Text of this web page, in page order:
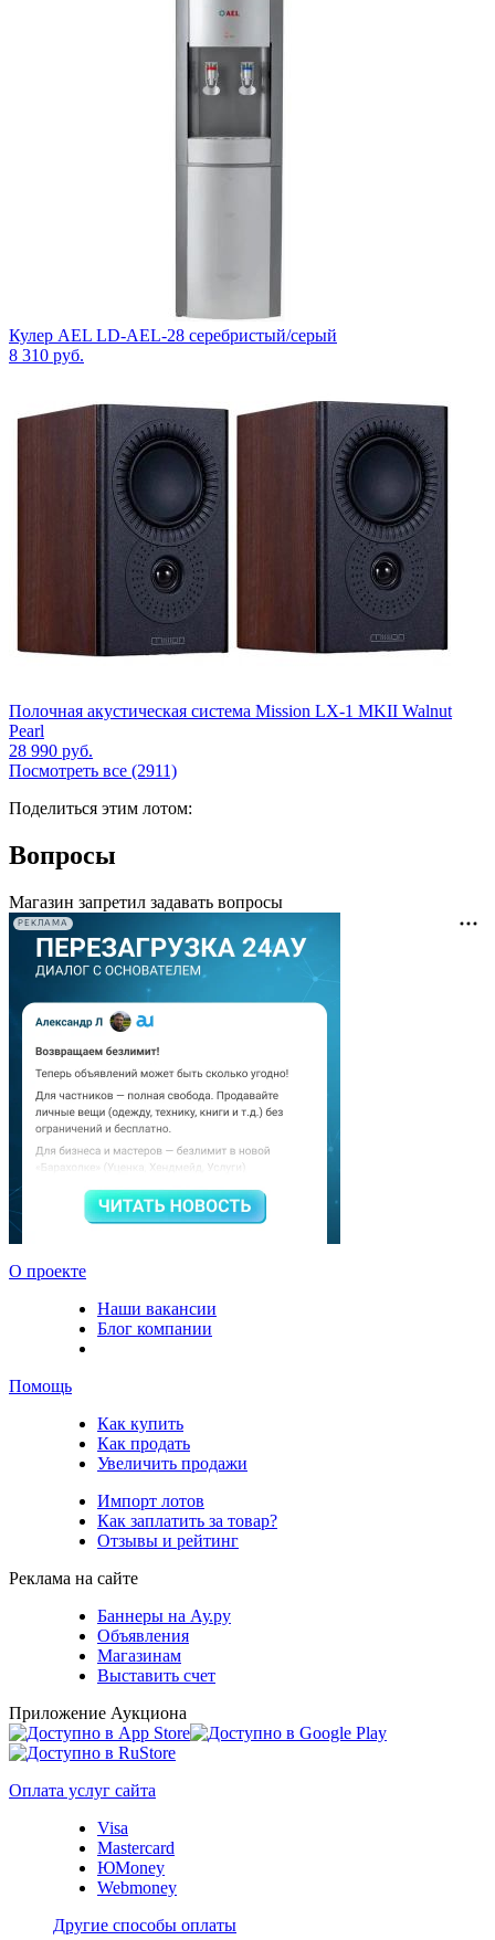
Кулер AEL LD-AEL-28 серебристый/серый
8 310 руб.
Полочная акустическая система Mission LX-1 MKII Walnut
Pearl
28 990 руб.
Посмотреть все (2911)
Поделиться этим лотом:
Вопросы
Магазин запретил задавать вопросы
РЕКЛАМА
О проекте
Наши вакансии
Блог компании
Помощь
Как купить
Как продать
Увеличить продажи
Импорт лотов
Как заплатить за товар?
Отзывы и рейтинг
Реклама на сайте
Баннеры на Ау.ру
Объявления
Магазинам
Выставить счет
Приложение Аукциона
Оплата услуг сайта
Visa
Mastercard
ЮMoney
Webmoney
Другие способы оплаты